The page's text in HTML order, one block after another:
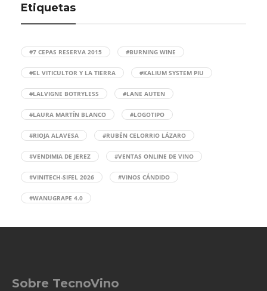
Etiquetas
#7 CEPAS RESERVA 2015 #BURNING WINE
#EL VITICULTOR Y LA TIERRA #KALIUM SYSTEM PIU
#LALVIGNE BOTRYLESS #LANE AUTEN
#LAURA MARTÍN BLANCO #LOGOTIPO
#RIOJA ALAVESA #RUBÉN CELORRIO LÁZARO
#VENDIMIA DE JEREZ #VENTAS ONLINE DE VINO
#VINITECH-SIFEL 2026 #VINOS CÁNDIDO
#WANUGRAPE 4.0
Sobre TecnoVino